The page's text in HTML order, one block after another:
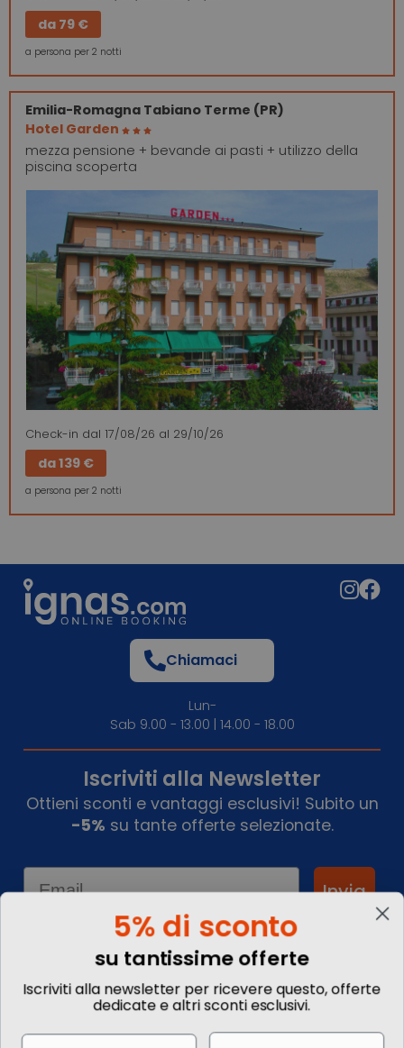
da 79 €
a persona per 2 notti
Emilia-Romagna Tabiano Terme (PR)
Hotel Garden
mezza pensione + bevande ai pasti + utilizzo della
piscina scoperta
Check-in dal 17/08/26 al 29/10/26
da139 €
a persona per 2 notti
Informazioni
Chiamaci
Lun-
Sab 9.00 - 13.00 | 14.00 - 18.00
Iscriviti alla Newsletter
Ottieni sconti e vantaggi esclusivi! Subito un
-5% su tante offerte selezionate.
Email
Invia
5% di sconto
su tantissime offerte
Iscriviti alla newsletter per ricevere questo, offerte
dedicate e altri sconti esclusivi.
Name Email